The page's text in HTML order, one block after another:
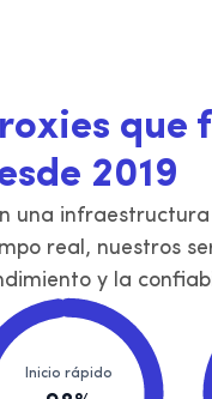
que
2019
una
real, nuestros
y la
Inicio rápido